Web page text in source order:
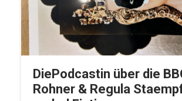
DiePodcastin über die
Rohner & Regula